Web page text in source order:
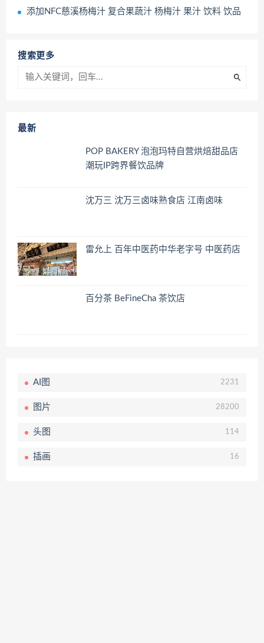
添加NFC慈溪杨梅汁 复合果蔬汁 杨梅汁 果汁 饮料 饮品
搜索更多
最新
POP BAKERY 泡泡玛特自营烘焙甜品店
潮玩IP跨界餐饮品牌
沈万三 沈万三卤味熟食店 江南卤味
雷允上 百年中医药中华老字号 中医药店
百分茶 BeFineCha 茶饮店
AI图 2231
图片 28200
头图 114
插画 16